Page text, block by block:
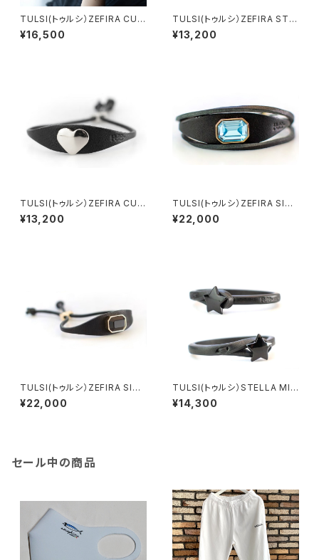
TULSI(トゥルシ）ZEFIRA CUO
RE MIO LUX OB ホワイトゴ
ールド
¥16,500
TULSI(トゥルシ）ZEFIRA STE
LLA MIA OG イエローゴール
ド
¥13,200
TULSI(トゥルシ）ZEFIRA CUO
RE MIO OB ホワイトゴールド
¥13,200
TULSI(トゥルシ）ZEFIRA SISS
I AQUAMARINA
¥22,000
TULSI(トゥルシ）ZEFIRA SISS
I JET
¥22,000
TULSI(トゥルシ）STELLA MIA
LIQUIRIZIA LIMITED EDITIO
N
¥14,300
セール中の商品